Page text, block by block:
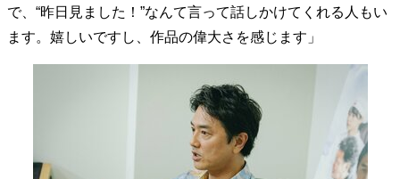
親になるということ
病が教えてくれたこと
移住という選択
熱狂できるもの
一生モノの愛用品
私を彩るエッセンス
60代のネクストステージ
社会・カルチャー・マネー
で、“昨日見ました！”なんて言って話しかけてくれる人もい
ます。嬉しいですし、作品の偉大さを感じます」